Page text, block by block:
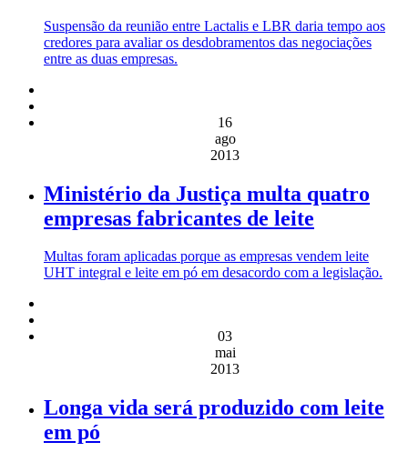
Suspensão da reunião entre Lactalis e LBR daria tempo aos
credores para avaliar os desdobramentos das negociações
entre as duas empresas.
16
ago
2013
Ministério da Justiça multa quatro
empresas fabricantes de leite
Multas foram aplicadas porque as empresas vendem leite
UHT integral e leite em pó em desacordo com a legislação.
03
mai
2013
Longa vida será produzido com leite
em pó